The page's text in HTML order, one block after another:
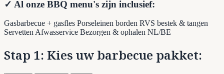
✓ Al onze BBQ menu's zijn inclusief:
Gasbarbecue + gasfles Porseleinen borden RVS bestek & tangen
Servetten Afwasservice Bezorgen & ophalen NL/BE
Stap 1: Kies uw barbecue pakket: